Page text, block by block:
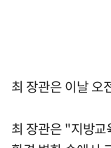
최 장관은 이날 오
최 장관은 "지방교